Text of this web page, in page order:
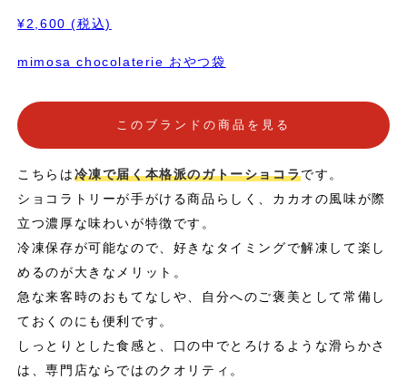
¥2,600 (税込)
mimosa chocolaterie おやつ袋
このブランドの商品を見る
こちらは冷凍で届く本格派のガトーショコラです。
ショコラトリーが手がける商品らしく、カカオの風味が際
立つ濃厚な味わいが特徴です。
冷凍保存が可能なので、好きなタイミングで解凍して楽し
めるのが大きなメリット。
急な来客時のおもてなしや、自分へのご褒美として常備し
ておくのにも便利です。
しっとりとした食感と、口の中でとろけるような滑らかさ
は、専門店ならではのクオリティ。